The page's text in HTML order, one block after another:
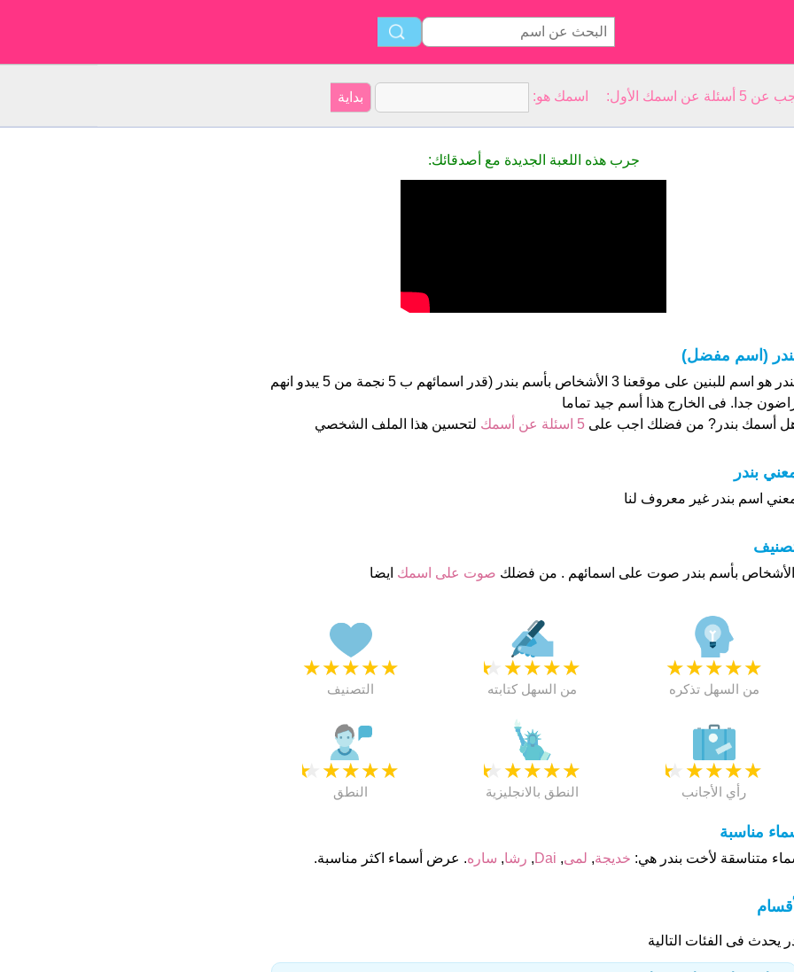
الأول: اسمك هو:
جرب هذه اللعبة الجديدة مع أصدقائك:
(اسم مفضل)
بندر هو اسم للبنين على موقعنا 3 الأشخاص بأسم بندر (قدر اسمائهم ب 5 نجمة من 5 يبدو انهم
جدا. فى الخارج هذا أسم جيد تماما
أسمك بندر? من فضلك اجب على5 اسئلة عن أسمك لتحسين هذا الملف الشخصي
بندر
اسم بندر غير معروف لنا
صوت على اسمك ايضا
★
★
★
★
★
التصنيف
★
★
★
★
★
من السهل كتابته
★
★
★
★
★
من السهل تذكره
★
★
★
★
★
النطق
★
★
★
★
★
النطق بالانجليزية
★
★
★
★
★
رأي الأجانب
مناسبة
متناسقة لأخت بندر هي: خديجة, لمى,
Dai
, رشا, ساره. عرض أسماء اكثر مناسبة.
يحدث فى الفئات التالية